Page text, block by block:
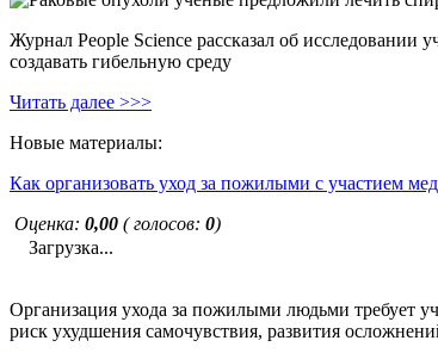
Журнал People Science рассказал об
создавать гибельную среду
Читать далее >>>
Новые материалы:
Как организовать уход за пожилыми с участием
Оценка: 0,00 ( голосов: 0)
Загрузка...
Организация ухода за пожилыми людьми требует
риск ухудшения самочувствия, развития